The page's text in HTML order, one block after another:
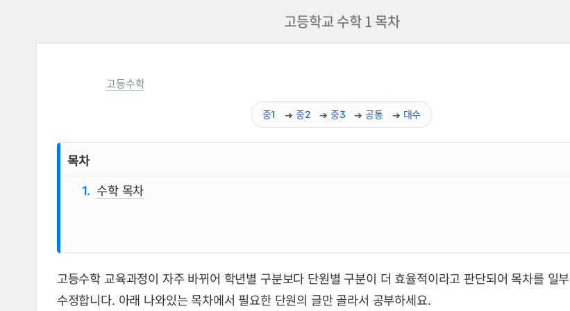
고등학교 수학 1 목차
고등수학
중1 중2 중3 공통 대수
목차
수학 목차
고등학교 수학 1 목차 뜻, 성질, 공식 요약 및 예제
고등수학 교육과정이 자주 바뀌어 학년별 구분보다 단원별 구분이 더 효율적이라고 판단되어 목차를 일부
수정합니다. 아래 나와있는 목차에서 필요한 단원의 글만 골라서 공부하세요.